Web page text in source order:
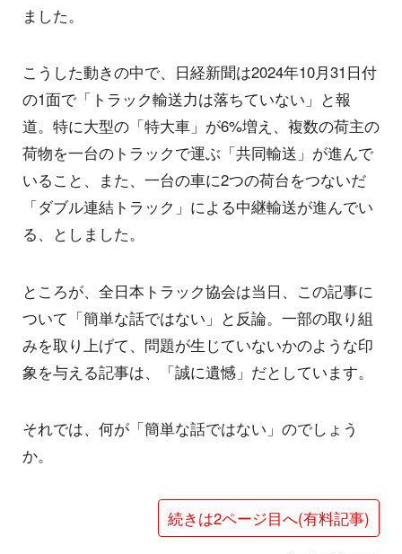
ました。
こうした動きの中で、日経新聞は2024年10月31日付
の1面で「トラック輸送力は落ちていない」と報
道。特に大型の「特大車」が6%増え、複数の荷主の
荷物を一台のトラックで運ぶ「共同輸送」が進んで
いること、また、一台の車に2つの荷台をつないだ
「ダブル連結トラック」による中継輸送が進んでい
る、としました。
ところが、全日本トラック協会は当日、この記事に
ついて「簡単な話ではない」と反論。一部の取り組
みを取り上げて、問題が生じていないかのような印
象を与える記事は、「誠に遺憾」だとしています。
それでは、何が「簡単な話ではない」のでしょう
か。
続きは2ページ目へ(有料記事)